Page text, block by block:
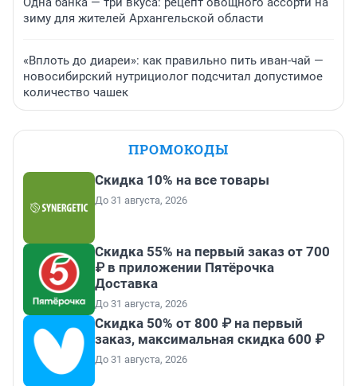
зиму для жителей Архангельской области
«Вплоть до диареи»: как правильно пить иван-чай —
новосибирский нутрициолог подсчитал допустимое
количество чашек
ПРОМОКОДЫ
Скидка 10% на все товары
До 31 августа, 2026
Скидка 55% на первый заказ от 700
₽ в приложении Пятёрочка
Доставка
До 31 августа, 2026
Скидка 50% от 800 ₽ на первый
заказ, максимальная скидка 600 ₽
До 31 августа, 2026